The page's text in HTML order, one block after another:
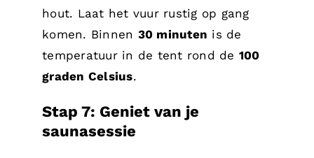
hout. Laat het vuur rustig op gang
komen. Binnen 30 minuten is de
temperatuur in de tent rond de 100
graden Celsius.
Stap 7: Geniet van je
saunasessie